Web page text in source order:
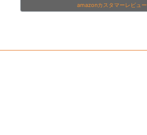
amazonカスタマーレビュー